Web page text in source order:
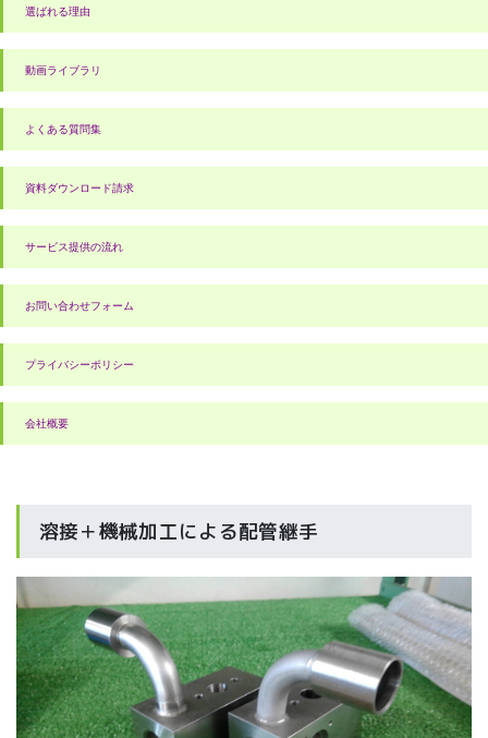
選ばれる理由
動画ライブラリ
よくある質問集
資料ダウンロード請求
サービス提供の流れ
お問い合わせフォーム
プライバシーポリシー
会社概要
溶接＋機械加工による配管継手